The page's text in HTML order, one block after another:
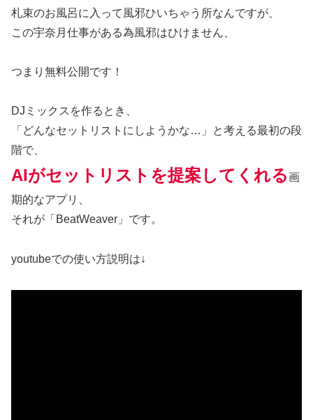
札束のお風呂に入って風邪ひいちゃう所なんですが、
この宇奈月仕事がある為風邪はひけません、
つまり無料公開です！
DJミックスを作るとき、
「どんなセットリストにしようかな…」と考える最初の段
階で、
AIがセットリストを提案してくれる画
期的なアプリ、
それが「BeatWeaver」です。
youtubeでの使い方説明は↓